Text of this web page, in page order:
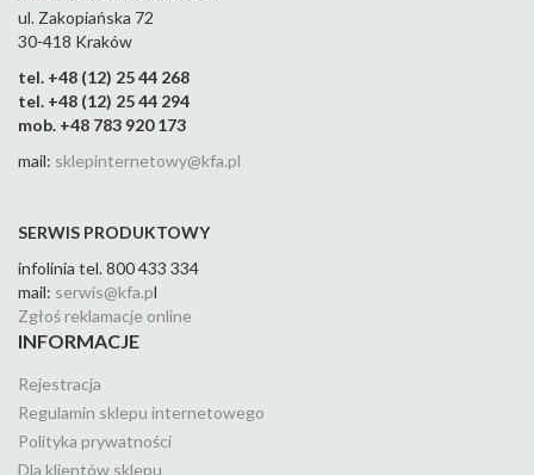
ul. Zakopiańska 72
30-418 Kraków
tel. +48 (12) 25 44 268
tel. +48 (12) 25 44 294
mob. +48 783 920 173
mail: sklepinternetowy@kfa.pl
SERWIS PRODUKTOWY
infolinia tel. 800 433 334
mail: serwis@kfa.pl
Zgłoś reklamacje online
INFORMACJE
Rejestracja
Regulamin sklepu internetowego
Polityka prywatności
Dla klientów sklepu